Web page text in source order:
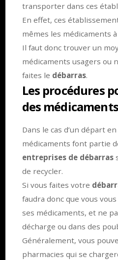
transporter dans ces
En effet, ces
mêmes les médicaments
Il faut donc trouver un
médicaments usagers ou
faites le débarras.
Les procédures
des médicaments
Dans le cas d’un départ
médicaments font partie
entreprises de débarras
de recycler.
Si vous faites votre
faudra donc que vous
ses médicaments, et ne
décharge ou dans des
Généralement, vous
pharmacies qui se